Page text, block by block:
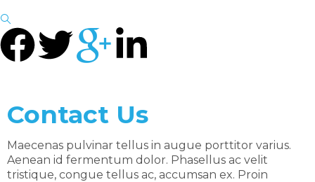
Contact Us
Maecenas pulvinar tellus in augue porttitor varius.
Aenean id fermentum dolor. Phasellus ac velit
tristique, congue tellus ac, accumsan ex. Proin